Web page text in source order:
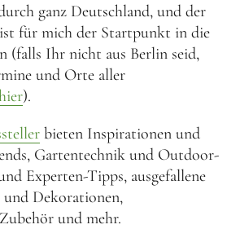
ganz Deutschland, und der
für mich der Startpunkt in die
(falls Ihr nicht aus Berlin seid,
und Orte aller
).
bieten Inspirationen und
Gartentechnik und Outdoor-
Experten-Tipps, ausgefallene
und Dekorationen,
und mehr.